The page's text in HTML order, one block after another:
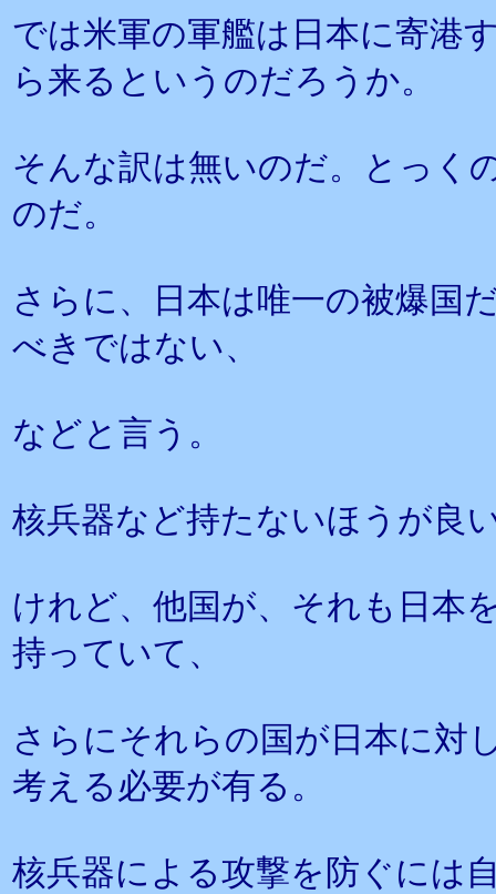
では米軍の軍艦は日本に寄港
ら来るというのだろうか。
そんな訳は無いのだ。とっく
のだ。
さらに、日本は唯一の被爆国
べきではない、
などと言う。
核兵器など持たないほうが良
けれど、他国が、それも日本
持っていて、
さらにそれらの国が日本に対
考える必要が有る。
核兵器による攻撃を防ぐには